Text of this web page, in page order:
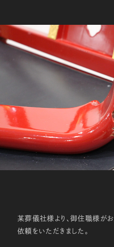
某葬儀社様より、御住職様が
依頼をいただきました。